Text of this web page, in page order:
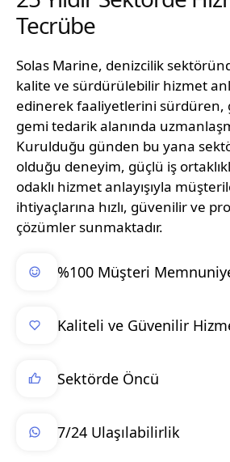
Tecrübe
Solas Marine, denizcilik
kalite ve sürdürülebilir hizmet
edinerek faaliyetlerini sürdüren,
gemi tedarik alanında
Kurulduğu günden bu yana
olduğu deneyim, güçlü iş
odaklı hizmet anlayışıyla
ihtiyaçlarına hızlı, güvenilir ve
çözümler sunmaktadır.
%100 Müşteri
Kaliteli ve Güvenilir
Sektörde Öncü
7/24 Ulaşılabilirlik